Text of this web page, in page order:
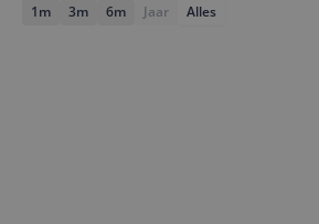
1m 3m 6m Jaar Alles